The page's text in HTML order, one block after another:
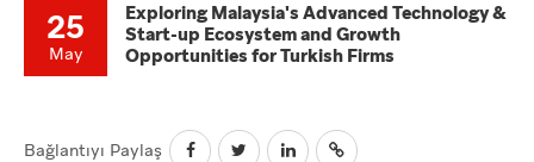
25
May
Exploring Malaysia's Advanced Technology &
Start-up Ecosystem and Growth
Opportunities for Turkish Firms
Bağlantıyı Paylaş